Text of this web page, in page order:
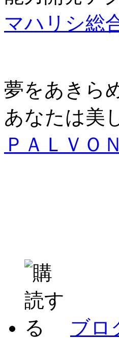
マハリシ総
夢をあきら
あなたは美
ＰＡＬＶＯＮ
ブロ